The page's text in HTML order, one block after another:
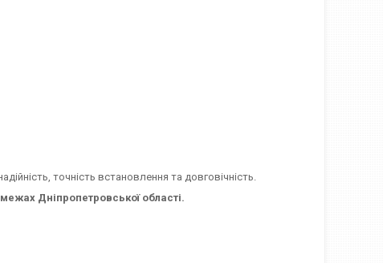
точність встановлення та довговічність.
Дніпропетровської області.